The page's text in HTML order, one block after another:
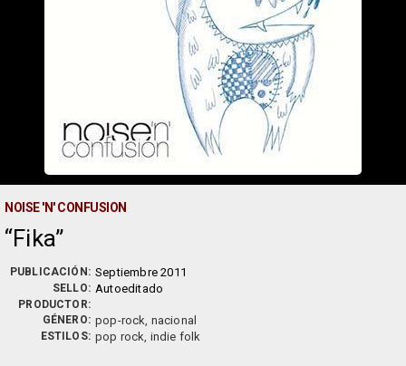
NOISE 'N' CONFUSION
Fika
PUBLICACIÓN: Septiembre 2011
SELLO: Autoeditado
PRODUCTOR:
GÉNERO: pop-rock, nacional
ESTILOS: pop rock, indie folk